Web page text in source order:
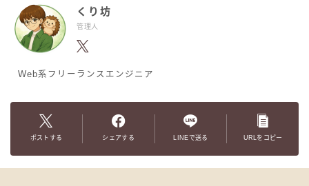
くり坊
管理人
Web系フリーランスエンジニア
ポストする シェアする LINEで送る URLをコピー